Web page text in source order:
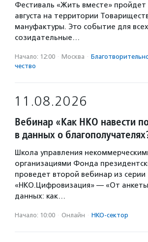
Фестиваль «Жить вместе» пройдет
августа на территории
мануфактуры. Это событие для
созидательные…
Начало: 12:00 · Москва ·
чест­во
11.08.2026
Вебинар «Как НКО навести
в данных о
Школа управления
организациями Фонда
проведет второй вебинар из серии
«НКО.Цифровизация» — «От
данных: как…
Начало: 10:00 · Онлайн · НКО-сектор